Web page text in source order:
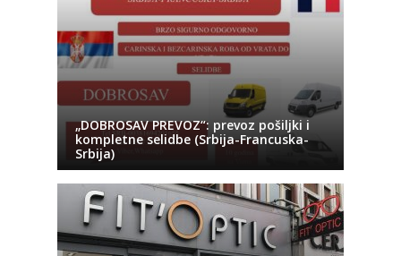
„DOBROSAV PREVOZ“: prevoz pošiljki i
kompletne selidbe (Srbija-Francuska-
Srbija)